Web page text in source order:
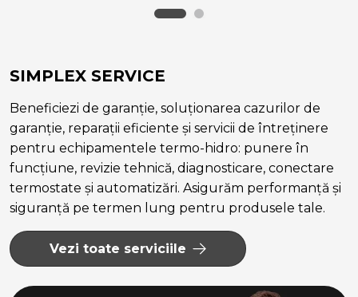
SIMPLEX SERVICE
Beneficiezi de garanție, soluționarea cazurilor de
garanție, reparații eficiente și servicii de întreținere
pentru echipamentele termo-hidro: punere în
funcțiune, revizie tehnică, diagnosticare, conectare
termostate și automatizări. Asigurăm performanță și
siguranță pe termen lung pentru produsele tale.
Vezi toate serviciile